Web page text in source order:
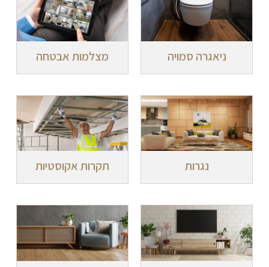
ניאגרה סמויה מצלמות אבטחה
נגרות תקרות אקוסטיות